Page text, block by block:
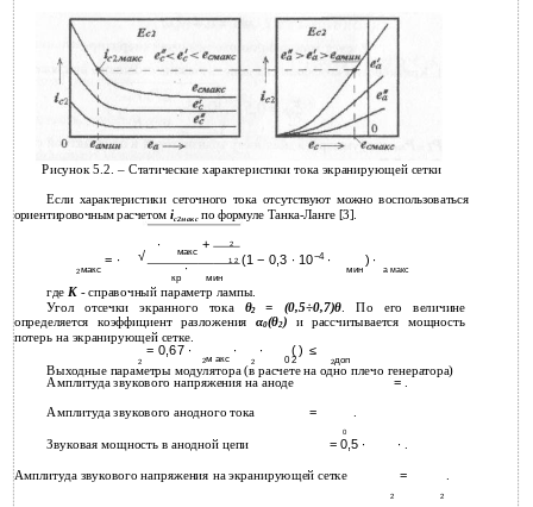
Рисунок 5.2. – Статические характеристики тока экранирующей сетки
Если характеристики сеточного тока отсутствуют можно воспользоваться
ориентировочным расчетом ic2макс по формуле Танка-Ланге [3].
∙ + 2
√ макс
= ∙ 1 2 (1 − 0,3 ∙ 10−4 ∙ ) ∙
∙
2макс мин а макс
кр мин
гдеК - справочный параметр лампы.
Угол отсечки экранного тока θ2= (0,5÷0,7)θ . По его величине
определяется коэффициент разложения α0(θ2) и рассчитывается мощность
потерь на экранирующей сетке.
= 0,67 ∙
2м акс
∙ ∙ ( ) ≤
2 2 0 2 2доп
Выходные параметры модулятора (в расчете на одно плечо генератора)
Амплитуда звукового напряжения на аноде =.
Амплитуда звукового анодного тока
= .
0
Звуковая мощность в анодной цепи = 0,5 ∙ ∙.
Амплитуда звукового напряжения на экранирующей сетке = .
2 2